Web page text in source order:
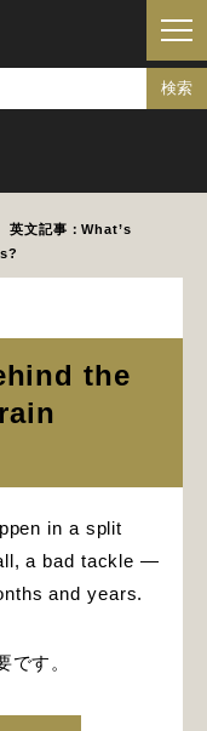
英文記事：What’s
the
in a split
a bad tackle —
and years.
です。